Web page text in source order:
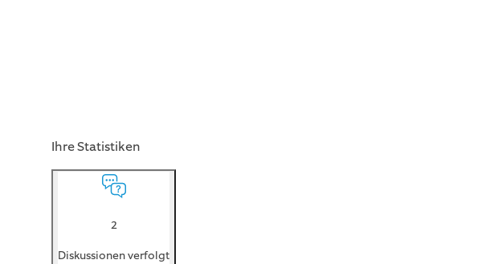
Ihre Statistiken
2
Diskussionen verfolgt